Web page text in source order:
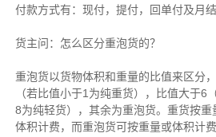
付款方式有：现付，提付，回单付及月结
货主问：怎么区分重泡货的？
重泡货以货物体积和重量的比值来区分
（若比值小于1为纯重货），比值大于6
8为纯轻货），其余为重泡货。重货按
体积计费，而重泡货可按重量或体积计费